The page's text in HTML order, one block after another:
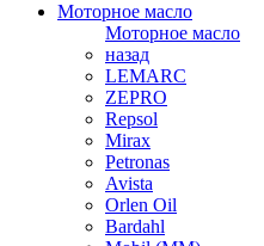
Моторное масло
Моторное масло
назад
LEMARC
ZEPRO
Repsol
Mirax
Petronas
Avista
Orlen Oil
Bardahl